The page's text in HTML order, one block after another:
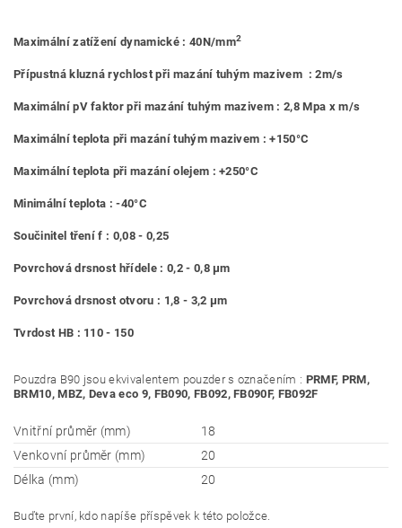
Maximální zatížení dynamické : 40N/mm2
Přípustná kluzná rychlost při mazání tuhým mazivem : 2m/s
Maximální pV faktor při mazání tuhým mazivem : 2,8 Mpa x m/s
Maximální teplota při mazání tuhým mazivem : +150°C
Maximální teplota při mazání olejem : +250°C
Minimální teplota : -40°C
Součinitel tření f : 0,08 - 0,25
Povrchová drsnost hřídele : 0,2 - 0,8 μm
Povrchová drsnost otvoru : 1,8 - 3,2 μm
Tvrdost HB : 110 - 150
Pouzdra B90 jsou ekvivalentem pouzder s označením : PRMF, PRM,
BRM10, MBZ, Deva eco 9, FB090, FB092, FB090F, FB092F
Vnitřní průměr (mm)
18
Venkovní průměr (mm)
20
Délka (mm)
20
Buďte první, kdo napíše příspěvek k této položce.